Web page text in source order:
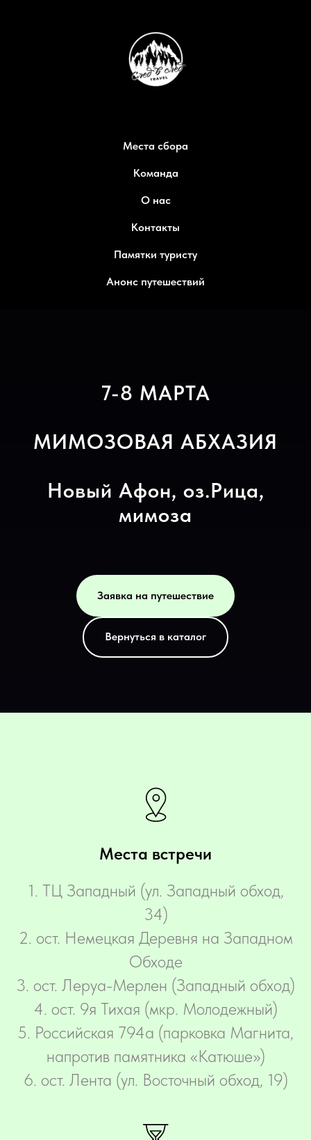
Места сбора
Команда
О нас
Контакты
Памятки туристу
Анонс путешествий
7-8 МАРТА
МИМОЗОВАЯ АБХАЗИЯ
Новый Афон, оз.Рица,
мимоза
Заявка на путешествие
Вернуться в каталог
Места встречи
‌1. ТЦ Западный (ул. Западный обход,
34)
2. ост. Немецкая Деревня на Западном
Обходе
3. ост. Леруа-Мерлен (Западный обход)
4. ост. 9я Тихая (мкр. Молодежный)
5. Российская 794а (парковка Магнита,
напротив памятника «Катюше»)
6. ост. Лента (ул. Восточный обход, 19)